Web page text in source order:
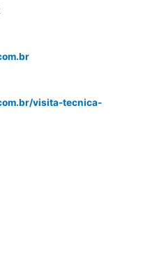
visita-tecnica-